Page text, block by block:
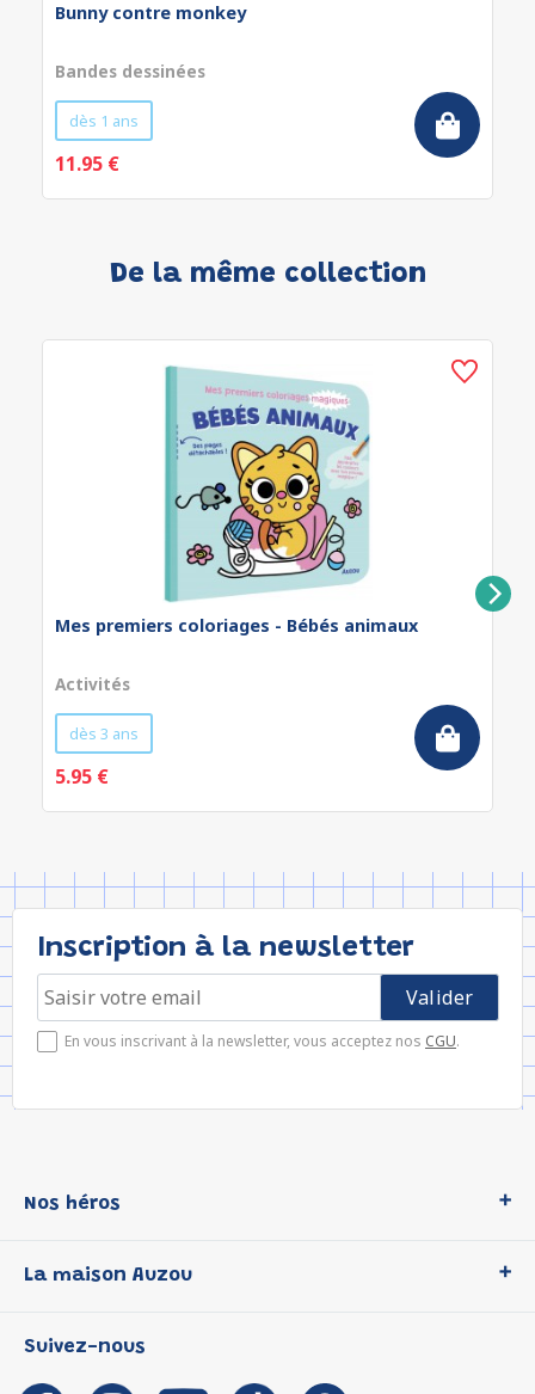
Bunny contre monkey
Bandes dessinées
dès 1 ans
11.95 €
De la même collection
Mes premiers coloriages - Bébés animaux
Activités
dès 3 ans
5.95 €
Inscription à la newsletter
En vous inscrivant à la newsletter, vous acceptez nos CGU.
Nos héros
P'tit Loup
Les Influenceuses
La maison Auzou
Notre histoire
Suivez-nous